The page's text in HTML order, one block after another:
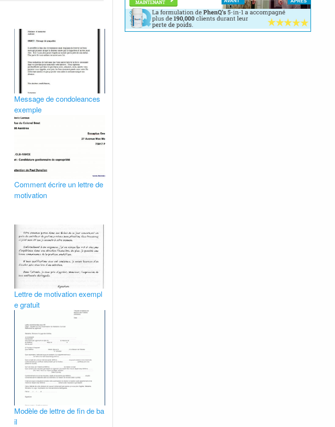
Message de condoleances
exemple
Comment écrire un lettre de
motivation
Lettre de motivation exempl
e gratuit
Modèle de lettre de fin de ba
il